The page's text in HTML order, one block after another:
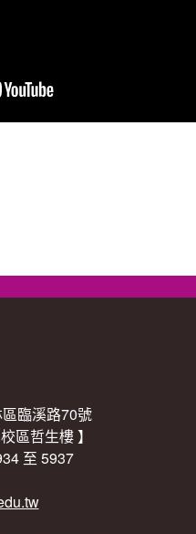
臨溪路70號
區哲生樓 】
至 5937